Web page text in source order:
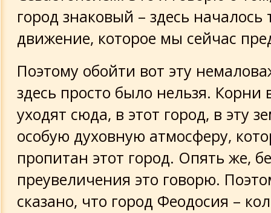
город знаковый – здесь началось
движение, которое мы сейчас
Поэтому обойти вот эту
здесь просто было нельзя. Корни
уходят сюда, в этот город, в эту
особую духовную атмосферу,
пропитан этот город. Опять же,
преувеличения это говорю.
сказано, что город Феодосия –